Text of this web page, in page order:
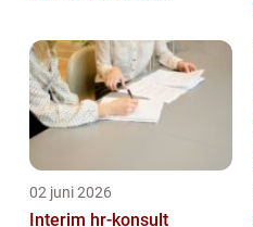
02 juni 2026
Interim hr-konsult